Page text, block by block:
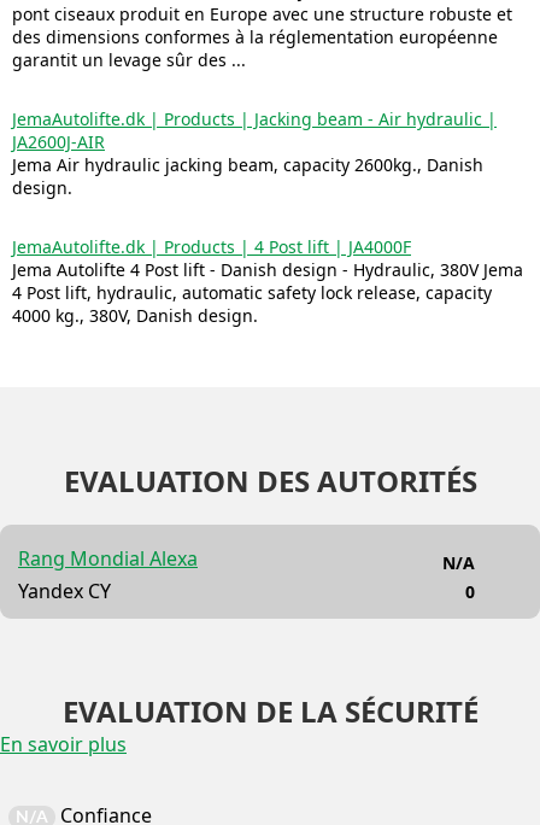
pont ciseaux produit en Europe avec une structure robuste et
des dimensions conformes à la réglementation européenne
garantit un levage sûr des ...
JemaAutolifte.dk | Products | Jacking beam - Air hydraulic |
JA2600J-AIR
Jema Air hydraulic jacking beam, capacity 2600kg., Danish
design.
JemaAutolifte.dk | Products | 4 Post lift | JA4000F
Jema Autolifte 4 Post lift - Danish design - Hydraulic, 380V Jema
4 Post lift, hydraulic, automatic safety lock release, capacity
4000 kg., 380V, Danish design.
EVALUATION DES AUTORITÉS
Rang Mondial Alexa
Yandex CY
N/A
0
EVALUATION DE LA SÉCURITÉ
En savoir plus
N/A Confiance